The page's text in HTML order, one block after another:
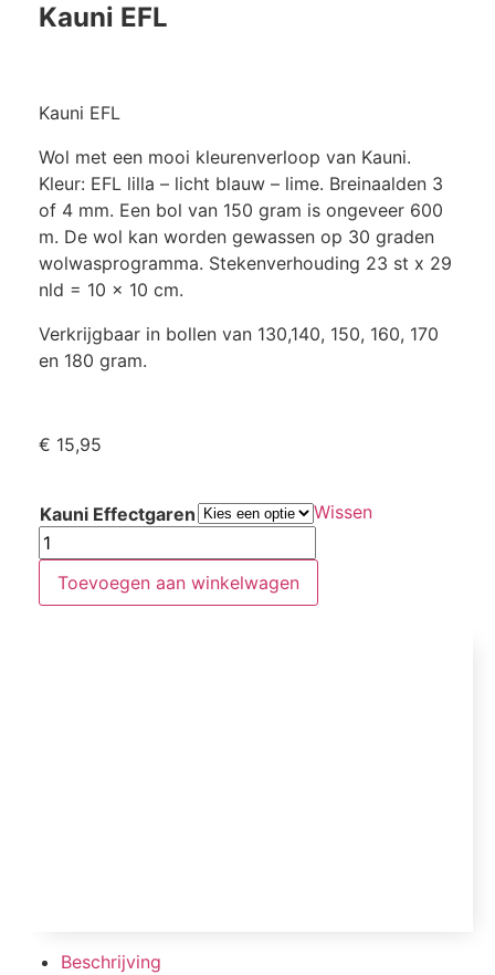
Kauni EFL
Kauni EFL
Wol met een mooi kleurenverloop van Kauni.
Kleur: EFL lilla – licht blauw – lime. Breinaalden 3
of 4 mm. Een bol van 150 gram is ongeveer 600
m. De wol kan worden gewassen op 30 graden
wolwasprogramma. Stekenverhouding 23 st x 29
nld = 10 x 10 cm.
Verkrijgbaar in bollen van 130,140, 150, 160, 170
en 180 gram.
€ 15,95
Kauni Effectgaren Wissen
Toevoegen aan winkelwagen
Beschrijving